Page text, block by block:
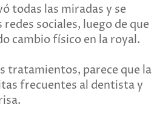
todas las miradas y se
sociales, luego de que
cambio físico en la royal.
tratamientos, parece que la
frecuentes al dentista y